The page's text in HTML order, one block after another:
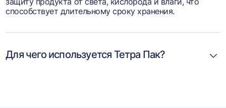
способствует длительному сроку хранения.
Для чего используется Тетра Пак?